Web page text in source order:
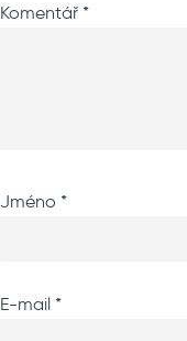
Komentář *
Jméno *
E-mail *